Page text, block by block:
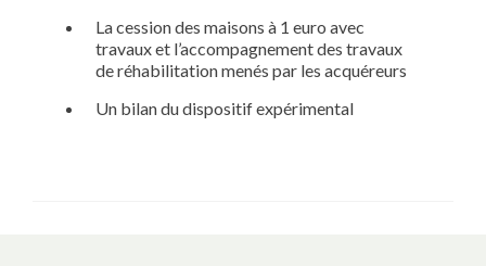
La cession des maisons à 1 euro avec
travaux et l’accompagnement des travaux
de réhabilitation menés par les acquéreurs
Un bilan du dispositif expérimental